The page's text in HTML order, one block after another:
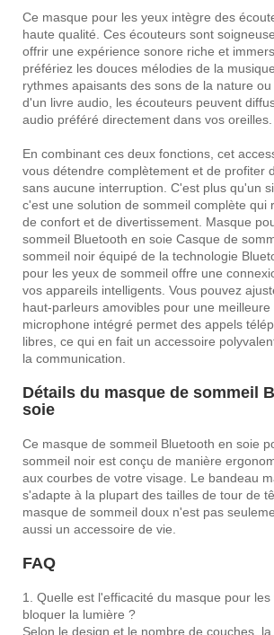
Ce masque pour les yeux intègre des
haute qualité. Ces écouteurs sont
offrir une expérience sonore riche et
préfériez les douces mélodies de la
rythmes apaisants des sons de la nature
d'un livre audio, les écouteurs peuvent
audio préféré directement dans vos oreilles.
En combinant ces deux fonctions, cet
vous détendre complètement et de profiter
sans aucune interruption. C'est plus qu'un
c'est une solution de sommeil complète qui
de confort et de divertissement. Masque
sommeil Bluetooth en soie Casque de
sommeil noir équipé de la technologie
pour les yeux de sommeil offre une
vos appareils intelligents. Vous pouvez
haut-parleurs amovibles pour une meilleure
microphone intégré permet des appels
libres, ce qui en fait un accessoire
la communication.
Détails du masque de sommeil
soie
Ce masque de sommeil Bluetooth en soie
sommeil noir est conçu de manière
aux courbes de votre visage. Le bandeau
s'adapte à la plupart des tailles de tour de
masque de sommeil doux n'est pas
aussi un accessoire de vie.
FAQ
1. Quelle est l'efficacité du masque pour
bloquer la lumière ?
Selon le design et le nombre de couches,